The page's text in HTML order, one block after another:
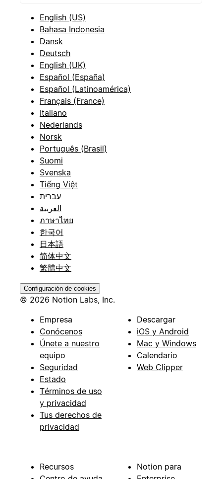
English (US)
Bahasa Indonesia
Dansk
Deutsch
English (UK)
Español (España)
Español (Latinoamérica)
Français (France)
Italiano
Nederlands
Norsk
Português (Brasil)
Suomi
Svenska
Tiếng Việt
עברית
العربية
ภาษาไทย
한국어
日本語
简体中文
繁體中文
Configuración de cookies
© 2026 Notion Labs, Inc.
Empresa
Conócenos
Únete a nuestro
equipo
Seguridad
Estado
Términos de uso
y privacidad
Tus derechos de
privacidad
Descargar
iOS y Android
Mac y Windows
Calendario
Web Clipper
Recursos
Notion para